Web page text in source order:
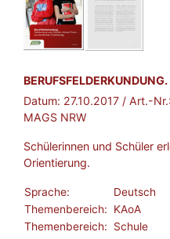
BROSCHÜRE:
BERUFSFELDERKUNDUNG.
Datum: 27.10.2017 / Art.-Nr.:
MAGS NRW
Schülerinnen und Schüler
Orientierung.
Sprache:
Deutsch
Themenbereich:
KAoA
Themenbereich:
Schule